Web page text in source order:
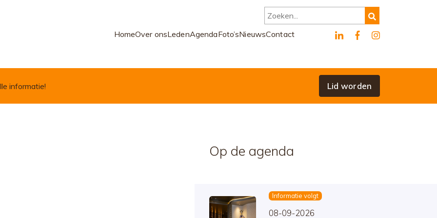
HomeOver onsLedenAgendaFoto’sNieuwsContact
Zoeken...
informatie! Lid worden
Op de agenda
Informatie volgt
08-09-2026